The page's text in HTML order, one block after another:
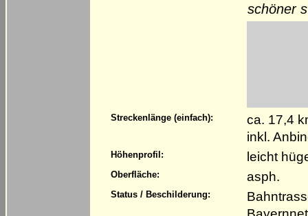
schöner
Streckenlänge (einfach):
ca. 17,4
inkl.
Höhenprofil: leicht
Oberfläche: asph.
Status / Beschilderung: